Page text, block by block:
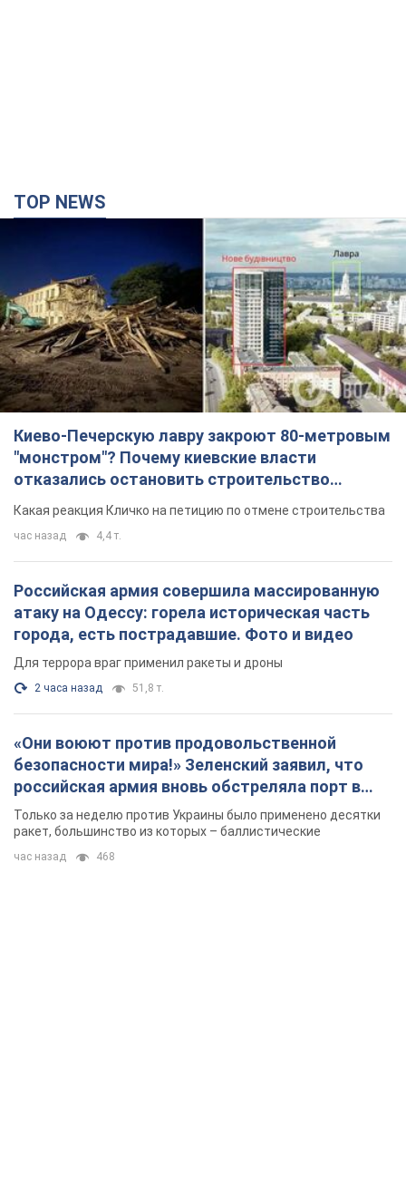
TOP NEWS
Киево-Печерскую лавру закроют 80-метровым
"монстром"? Почему киевские власти
отказались остановить строительство
небоскреба "московского верующего"
Какая реакция Кличко на петицию по отмене строительства
час назад 4,4 т.
Российская армия совершила массированную
атаку на Одессу: горела историческая часть
города, есть пострадавшие. Фото и видео
Для террора враг применил ракеты и дроны
2 часа назад 51,8 т.
«Они воюют против продовольственной
безопасности мира!» Зеленский заявил, что
российская армия вновь обстреляла порт в
Одессе
Только за неделю против Украины было применено десятки
ракет, большинство из которых – баллистические
час назад 468